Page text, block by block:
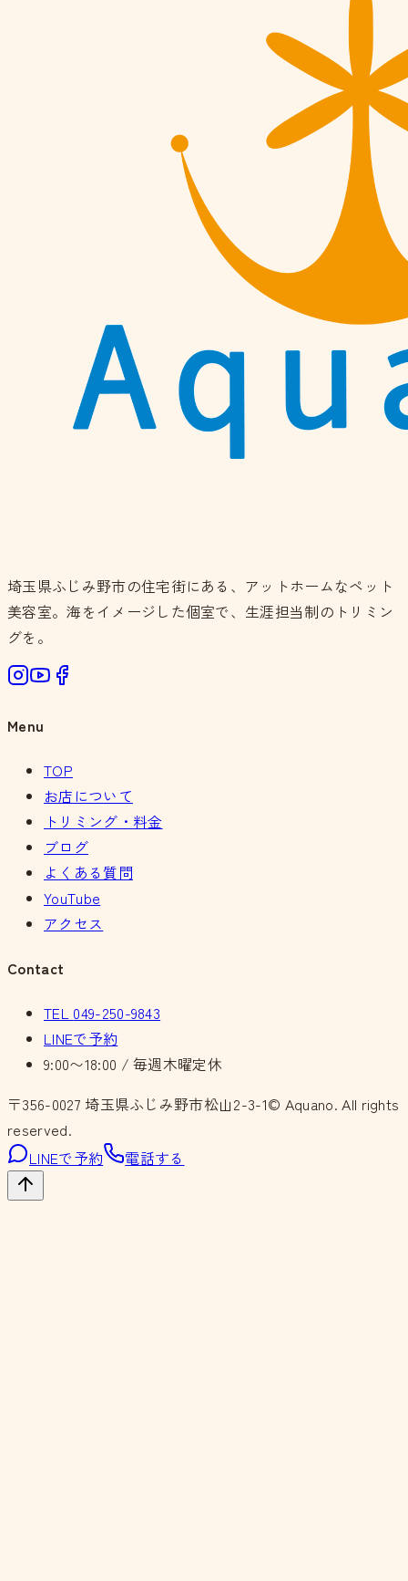
埼玉県ふじみ野市の住宅街にある、アットホームなペット
美容室。海をイメージした個室で、生涯担当制のトリミン
グを。
Menu
TOP
お店について
トリミング・料金
ブログ
よくある質問
YouTube
アクセス
Contact
TEL 049-250-9843
LINEで予約
9:00〜18:00 / 毎週木曜定休
〒356-0027 埼玉県ふじみ野市松山2-3-1© Aquano. All rights
reserved.
LINEで予約
電話する